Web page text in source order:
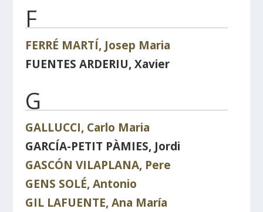
F
FERRÉ MARTÍ, Josep Maria
FUENTES ARDERIU, Xavier
G
GALLUCCI, Carlo Maria
GARCÍA-PETIT PÀMIES, Jordi
GASCÓN VILAPLANA, Pere
GENS SOLÉ, Antonio
GIL LAFUENTE, Ana María